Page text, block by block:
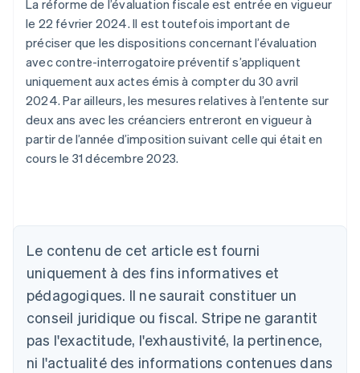
La réforme de l’évaluation fiscale est entrée en vigueur
le 22 février 2024. Il est toutefois important de
préciser que les dispositions concernant l’évaluation
avec contre-interrogatoire préventif s’appliquent
uniquement aux actes émis à compter du 30 avril
2024. Par ailleurs, les mesures relatives à l’entente sur
deux ans avec les créanciers entreront en vigueur à
partir de l’année d’imposition suivant celle qui était en
cours le 31 décembre 2023.
Le contenu de cet article est fourni
uniquement à des fins informatives et
pédagogiques. Il ne saurait constituer un
conseil juridique ou fiscal. Stripe ne garantit
pas l'exactitude, l'exhaustivité, la pertinence,
ni l'actualité des informations contenues dans
Allemagne
DeutschEnglish
Australie
English
Autriche
Deutsch English
Belgique
NederlandsFrançaisDeutschEnglish